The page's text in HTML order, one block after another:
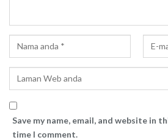
Save my name, email, and website in
time I comment.